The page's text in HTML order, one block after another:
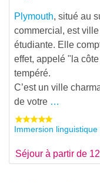
Plymouth, situé au
commercial, est
étudiante. Elle
effet, appelé "la
tempéré.
C’est un ville
de votre …
Immersion
Séjour à partir de